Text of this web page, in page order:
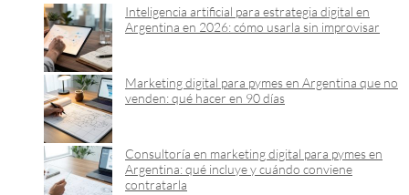
Inteligencia artificial para estrategia digital en
Argentina en 2026: cómo usarla sin improvisar
Marketing digital para pymes en Argentina que no
venden: qué hacer en 90 días
Consultoría en marketing digital para pymes en
Argentina: qué incluye y cuándo conviene
contratarla